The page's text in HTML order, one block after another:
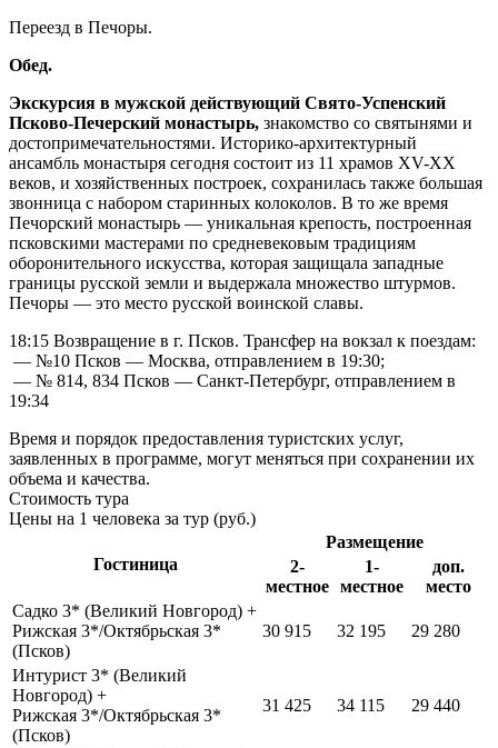
Переезд в Печоры.
Обед.
Экскурсия в мужской действующий Свято-Успенский
Псково-Печерский монастырь, знакомство со святынями и
достопримечательностями. Историко-архитектурный
ансамбль монастыря сегодня состоит из 11 храмов XV-XX
веков, и хозяйственных построек, сохранилась также большая
звонница с набором старинных колоколов. В то же время
Печорский монастырь — уникальная крепость, построенная
псковскими мастерами по средневековым традициям
оборонительного искусства, которая защищала западные
границы русской земли и выдержала множество штурмов.
Печоры — это место русской воинской славы.
18:15 Возвращение в г. Псков. Трансфер на вокзал к поездам:
— №10 Псков — Москва, отправлением в 19:30;
— № 814, 834 Псков — Санкт-Петербург, отправлением в
19:34
Время и порядок предоставления туристских услуг,
заявленных в программе, могут меняться при сохранении их
объема и качества.
Стоимость тура
Цены на 1 человека за тур (руб.)
Гостиница
Размещение
2-
местное
1-
местное
доп.
место
Садко 3* (Великий Новгород) +
Рижская 3*/Октябрьская 3*
(Псков)
30 915 32 195 29 280
Интурист 3* (Великий
Новгород) +
Рижская 3*/Октябрьская 3*
(Псков)
31 425 34 115 29 440